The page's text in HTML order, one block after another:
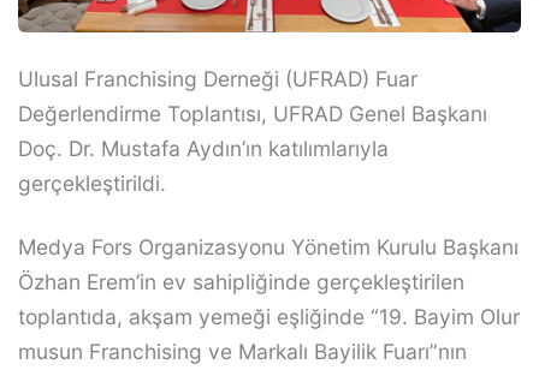
Ulusal Franchising Derneği (UFRAD) Fuar
Değerlendirme Toplantısı, UFRAD Genel Başkanı
Doç. Dr. Mustafa Aydın’ın katılımlarıyla
gerçekleştirildi.
Medya Fors Organizasyonu Yönetim Kurulu Başkanı
Özhan Erem’in ev sahipliğinde gerçekleştirilen
toplantıda, akşam yemeği eşliğinde “19. Bayim Olur
musun Franchising ve Markalı Bayilik Fuarı”nın